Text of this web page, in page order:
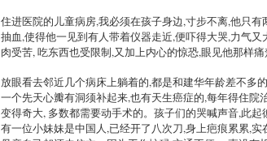
住进医院的儿童病房,我必须在孩子身边,寸步不离,他只
抽血,使得他一见到有人带着仪器走近,便吓得大哭,力气
肉受苦, 吃东西也受限制,又加上内心的惊恐,眼见他那样
放眼看去邻近几个病床上躺着的,都是和建华年龄差不多
一个先天心瓣有洞须补起来,也有天生癌症的,每年得住
变得奇大, 多数都需要动手术的。孩子们的哭喊声音,此
有一位小妹妹是中国人,已经开了八次刀,身上疤痕累累,